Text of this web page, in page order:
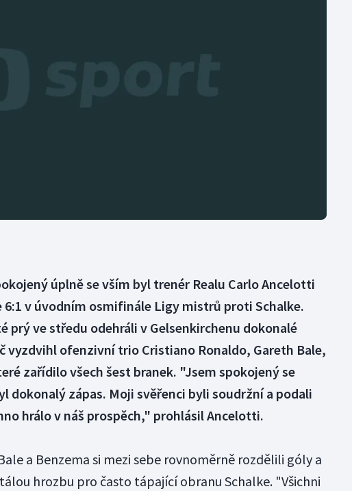
úplně se vším byl trenér Realu Carlo Ancelotti
6:1 v úvodním osmifinále Ligy mistrů proti Schalke.
prý ve středu odehráli v Gelsenkirchenu dokonalé
vyzdvihl ofenzivní trio Cristiano Ronaldo, Gareth Bale,
zařídilo všech šest branek. "Jsem spokojený se
dokonalý zápas. Moji svěřenci byli soudržní a podali
hrálo v náš prospěch," prohlásil Ancelotti.
a Benzema si mezi sebe rovnoměrně rozdělili góly a
hrozbu pro často tápající obranu Schalke. "Všichni